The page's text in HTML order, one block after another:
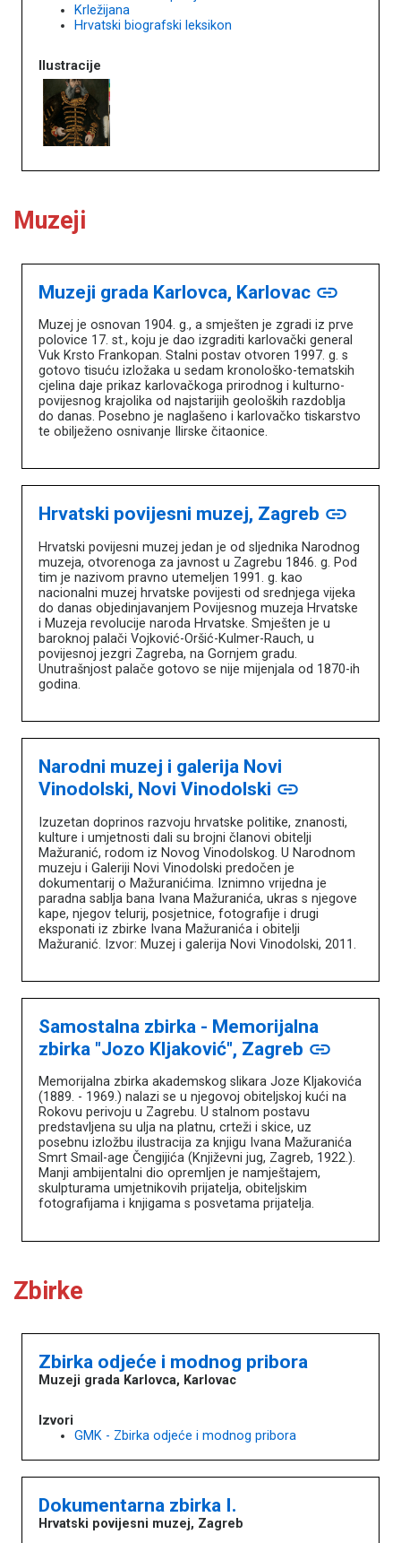
Krležijana
Hrvatski biografski leksikon
Ilustracije
Muzeji
Muzeji grada Karlovca, Karlovac link
Muzej je osnovan 1904. g., a smješten je zgradi iz prve
polovice 17. st., koju je dao izgraditi karlovački general
Vuk Krsto Frankopan. Stalni postav otvoren 1997. g. s
gotovo tisuću izložaka u sedam kronološko-tematskih
cjelina daje prikaz karlovačkoga prirodnog i kulturno-
povijesnog krajolika od najstarijih geoloških razdoblja
do danas. Posebno je naglašeno i karlovačko tiskarstvo
te obilježeno osnivanje Ilirske čitaonice.
Hrvatski povijesni muzej, Zagreb link
Hrvatski povijesni muzej jedan je od sljednika Narodnog
muzeja, otvorenoga za javnost u Zagrebu 1846. g. Pod
tim je nazivom pravno utemeljen 1991. g. kao
nacionalni muzej hrvatske povijesti od srednjega vijeka
do danas objedinjavanjem Povijesnog muzeja Hrvatske
i Muzeja revolucije naroda Hrvatske. Smješten je u
baroknoj palači Vojković-Oršić-Kulmer-Rauch, u
povijesnoj jezgri Zagreba, na Gornjem gradu.
Unutrašnjost palače gotovo se nije mijenjala od 1870-ih
godina.
Narodni muzej i galerija Novi
Vinodolski, Novi Vinodolski link
Izuzetan doprinos razvoju hrvatske politike, znanosti,
kulture i umjetnosti dali su brojni članovi obitelji
Mažuranić, rodom iz Novog Vinodolskog. U Narodnom
muzeju i Galeriji Novi Vinodolski predočen je
dokumentarij o Mažuranićima. Iznimno vrijedna je
paradna sablja bana Ivana Mažuranića, ukras s njegove
kape, njegov telurij, posjetnice, fotografije i drugi
eksponati iz zbirke Ivana Mažuranića i obitelji
Mažuranić. Izvor: Muzej i galerija Novi Vinodolski, 2011.
Samostalna zbirka - Memorijalna
zbirka "Jozo Kljaković", Zagreb link
Memorijalna zbirka akademskog slikara Joze Kljakovića
(1889. - 1969.) nalazi se u njegovoj obiteljskoj kući na
Rokovu perivoju u Zagrebu. U stalnom postavu
predstavljena su ulja na platnu, crteži i skice, uz
posebnu izložbu ilustracija za knjigu Ivana Mažuranića
Smrt Smail-age Čengijića (Književni jug, Zagreb, 1922.).
Manji ambijentalni dio opremljen je namještajem,
skulpturama umjetnikovih prijatelja, obiteljskim
fotografijama i knjigama s posvetama prijatelja.
Zbirke
Zbirka odjeće i modnog pribora
Muzeji grada Karlovca, Karlovac
Izvori
GMK - Zbirka odjeće i modnog pribora
Dokumentarna zbirka I.
Hrvatski povijesni muzej, Zagreb